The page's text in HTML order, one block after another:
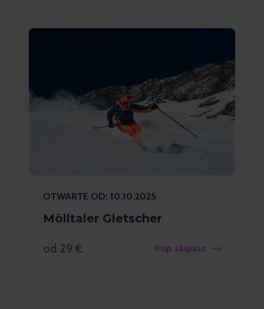
OTWARTE OD: 10.10.2025
Mölltaler Gletscher
od 29 € Kup skipass